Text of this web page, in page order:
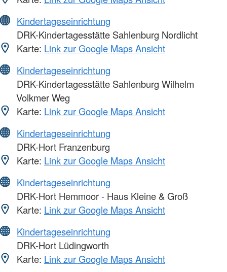
Kindertageseinrichtung
DRK-Kindertagesstätte Sahlenburg Nordlicht
Karte: Link zur Google Maps Ansicht
Kindertageseinrichtung
DRK-Kindertagesstätte Sahlenburg Wilhelm
Volkmer Weg
Karte: Link zur Google Maps Ansicht
Kindertageseinrichtung
DRK-Hort Franzenburg
Karte: Link zur Google Maps Ansicht
Kindertageseinrichtung
DRK-Hort Hemmoor - Haus Kleine & Groß
Karte: Link zur Google Maps Ansicht
Kindertageseinrichtung
DRK-Hort Lüdingworth
Karte: Link zur Google Maps Ansicht